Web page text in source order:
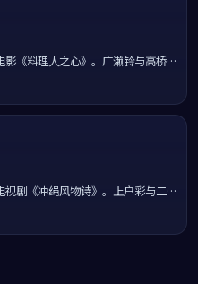
《料理人之心》。广濑铃与高桥一
剧《冲绳风物诗》。上户彩与二宫